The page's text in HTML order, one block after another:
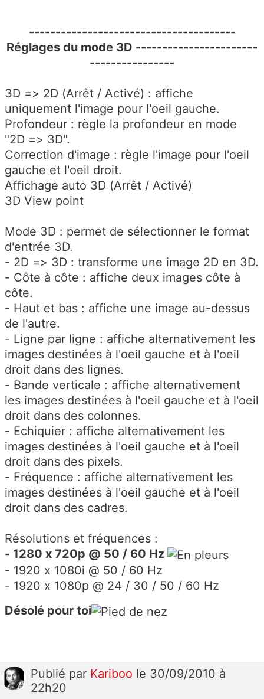
---------------------------------------
Réglages du mode 3D -----------------------
----------------
3D => 2D (Arrêt / Activé) : affiche
uniquement l'image pour l'oeil gauche.
Profondeur : règle la profondeur en mode
"2D => 3D".
Correction d'image : règle l'image pour l'oeil
gauche et l'oeil droit.
Affichage auto 3D (Arrêt / Activé)
3D View point
Mode 3D : permet de sélectionner le format
d'entrée 3D.
- 2D => 3D : transforme une image 2D en 3D.
- Côte à côte : affiche deux images côte à
côte.
- Haut et bas : affiche une image au-dessus
de l'autre.
- Ligne par ligne : affiche alternativement les
images destinées à l'oeil gauche et à l'oeil
droit dans des lignes.
- Bande verticale : affiche alternativement
les images destinées à l'oeil gauche et à l'oeil
droit dans des colonnes.
- Echiquier : affiche alternativement les
images destinées à l'oeil gauche et à l'oeil
droit dans des pixels.
- Fréquence : affiche alternativement les
images destinées à l'oeil gauche et à l'oeil
droit dans des cadres.
Résolutions et fréquences :
- 1280 x 720p @ 50 / 60 Hz
- 1920 x 1080i @ 50 / 60 Hz
- 1920 x 1080p @ 24 / 30 / 50 / 60 Hz
Désolé pour toi
Publié par Kariboo le 30/09/2010 à
22h20